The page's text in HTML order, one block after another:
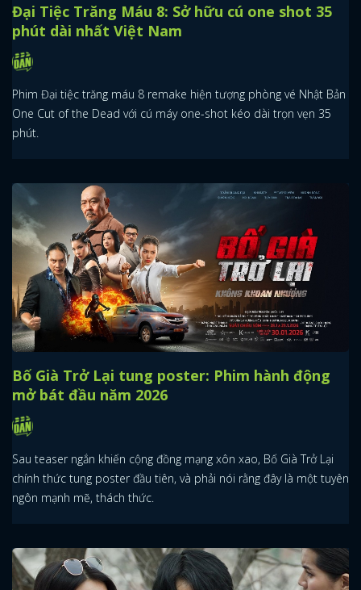
Đại Tiệc Trăng Máu 8: Sở hữu cú one shot 35
phút dài nhất Việt Nam
Phim Đại tiệc trăng máu 8 remake hiện tượng phòng vé Nhật Bản
One Cut of the Dead với cú máy one-shot kéo dài trọn vẹn 35
phút.
Bố Già Trở Lại tung poster: Phim hành động
mở bát đầu năm 2026
Sau teaser ngắn khiến cộng đồng mạng xôn xao, Bố Già Trở Lại
chính thức tung poster đầu tiên, và phải nói rằng đây là một tuyên
ngôn mạnh mẽ, thách thức.